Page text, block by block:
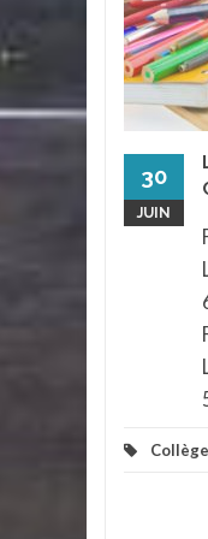
30
JUIN
Collège